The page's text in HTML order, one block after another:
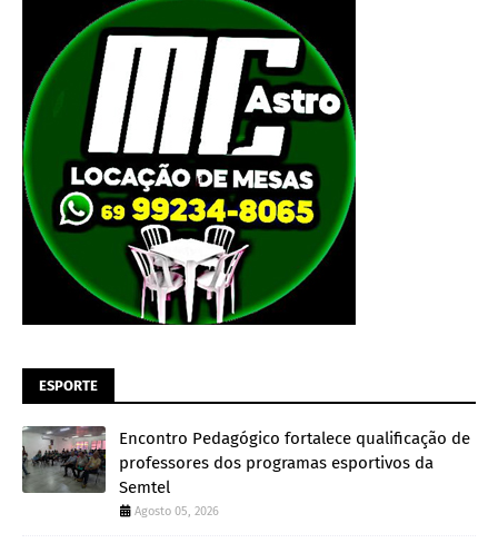
ESPORTE
Encontro Pedagógico fortalece qualificação de
professores dos programas esportivos da
Semtel
Agosto 05, 2026